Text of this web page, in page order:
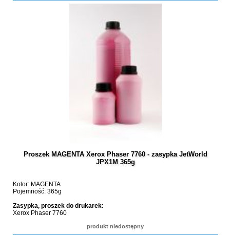
Proszek MAGENTA Xerox Phaser 7760 - zasypka JetWorld
JPX1M 365g
Kolor: MAGENTA
Pojemność: 365g
Zasypka, proszek do drukarek:
Xerox Phaser 7760
produkt niedostępny